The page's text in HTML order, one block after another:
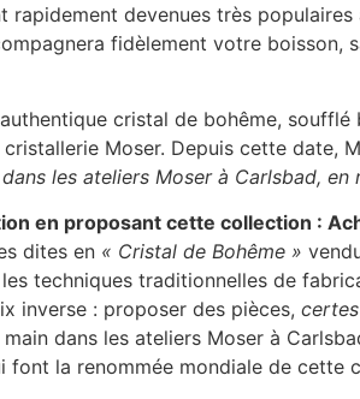
rapidement devenues très
fidèlement votre boisson,
cristal de bohême,
Moser. Depuis cette date,
les ateliers Moser à Carlsbad, en
en proposant cette collection :
dites en « Cristal de Bohême »
les techniques traditionnelles de
inverse : proposer des pièces,
dans les ateliers Moser à
font la renommée mondiale de cette